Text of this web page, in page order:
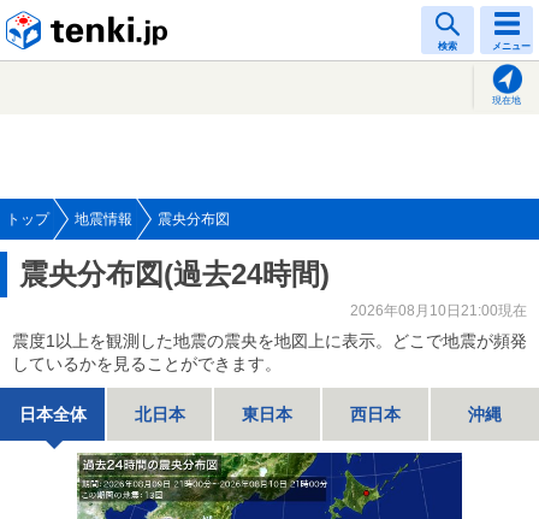
検索 メニュー
現在地
トップ 地震情報 震央分布図
震央分布図(過去24時間)
2026年08月10日21:00現在
震度1以上を観測した地震の震央を地図上に表示。どこで地震が頻発
しているかを見ることができます。
日本全体 北日本 東日本 西日本 沖縄